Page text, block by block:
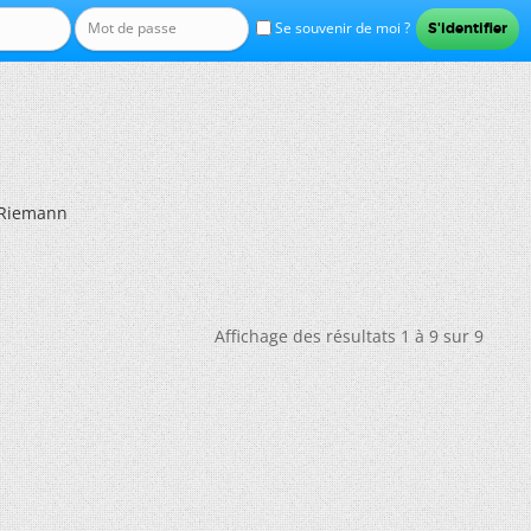
Se souvenir de moi ?
Affichage des résultats 1 à 9 sur 9